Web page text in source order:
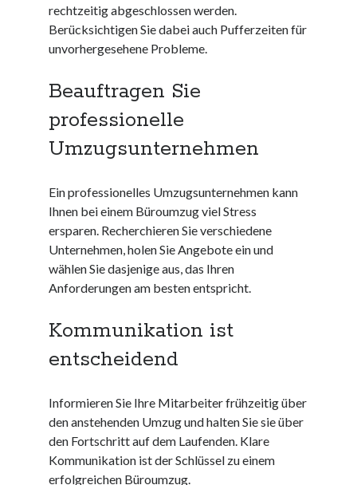
April 2024
März 2024
Februar 2024
Dezember 2023
barrierefreie website
fachkraft
ferienhaus
ferienwohnung
firmenumzug
gymnasium
hause
rechtzeitig abgeschlossen werden.
Berücksichtigen Sie dabei auch Pufferzeiten für
unvorhergesehene Probleme.
Beauftragen Sie
professionelle
Umzugsunternehmen
Ein professionelles Umzugsunternehmen kann
Ihnen bei einem Büroumzug viel Stress
ersparen. Recherchieren Sie verschiedene
Unternehmen, holen Sie Angebote ein und
wählen Sie dasjenige aus, das Ihren
Anforderungen am besten entspricht.
Kommunikation ist
entscheidend
Informieren Sie Ihre Mitarbeiter frühzeitig über
den anstehenden Umzug und halten Sie sie über
den Fortschritt auf dem Laufenden. Klare
Kommunikation ist der Schlüssel zu einem
erfolgreichen Büroumzug.